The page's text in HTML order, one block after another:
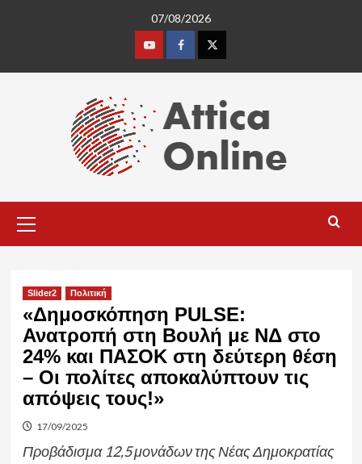
07/08/2026
YoutubeFacebookTwitter
Menu
Slider2 Πολιτική
«Δημοσκόπηση PULSE:
Ανατροπή στη Βουλή με ΝΔ στο
24% και ΠΑΣΟΚ στη δεύτερη θέση
– Οι πολίτες αποκαλύπτουν τις
απόψεις τους!»
17/09/2025
Προβάδισμα 12,5 μονάδων της Νέας Δημοκρατίας